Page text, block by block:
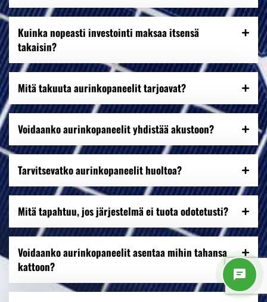
Kuinka nopeasti investointi maksaa itsensä
takaisin?
Mitä takuuta aurinkopaneelit tarjoavat?
Voidaanko aurinkopaneelit yhdistää akustoon?
Tarvitsevatko aurinkopaneelit huoltoa?
Mitä tapahtuu, jos järjestelmä ei tuota odotetusti?
Voidaanko aurinkopaneelit asentaa mihin tahansa
kattoon?